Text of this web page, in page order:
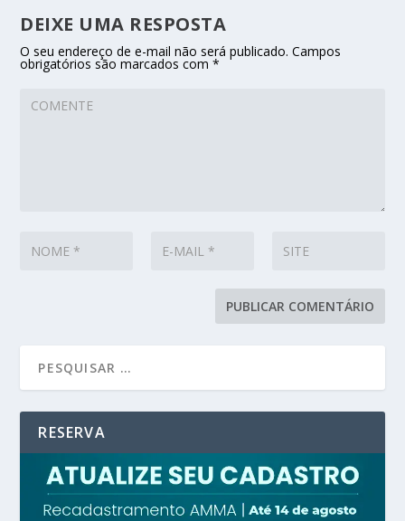
DEIXE UMA RESPOSTA
O seu endereço de e-mail não será publicado. Campos
obrigatórios são marcados com*
RESERVA